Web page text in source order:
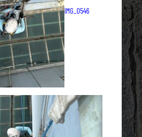
IMG_0546